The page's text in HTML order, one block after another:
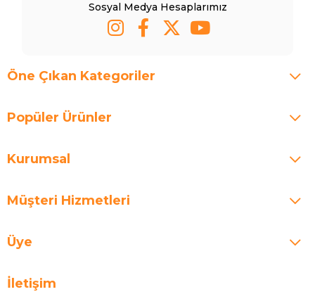
Sosyal Medya Hesaplarımız
Öne Çıkan Kategoriler
Popüler Ürünler
Kurumsal
Müşteri Hizmetleri
Üye
İletişim